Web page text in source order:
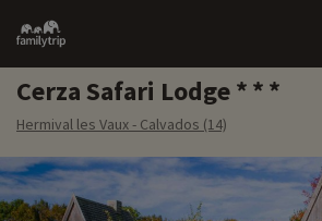
Family
trip
Cerza Safari Lodge
Hermival les Vaux - Calvados (14)